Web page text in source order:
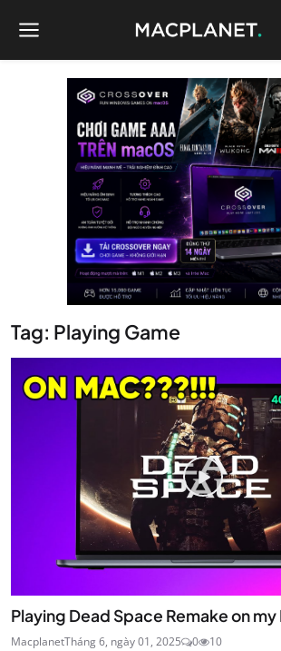
Tag: Playing Game
Playing Dead Space Remake on
MacplanetTháng 6, ngày 01, 2025 0 10